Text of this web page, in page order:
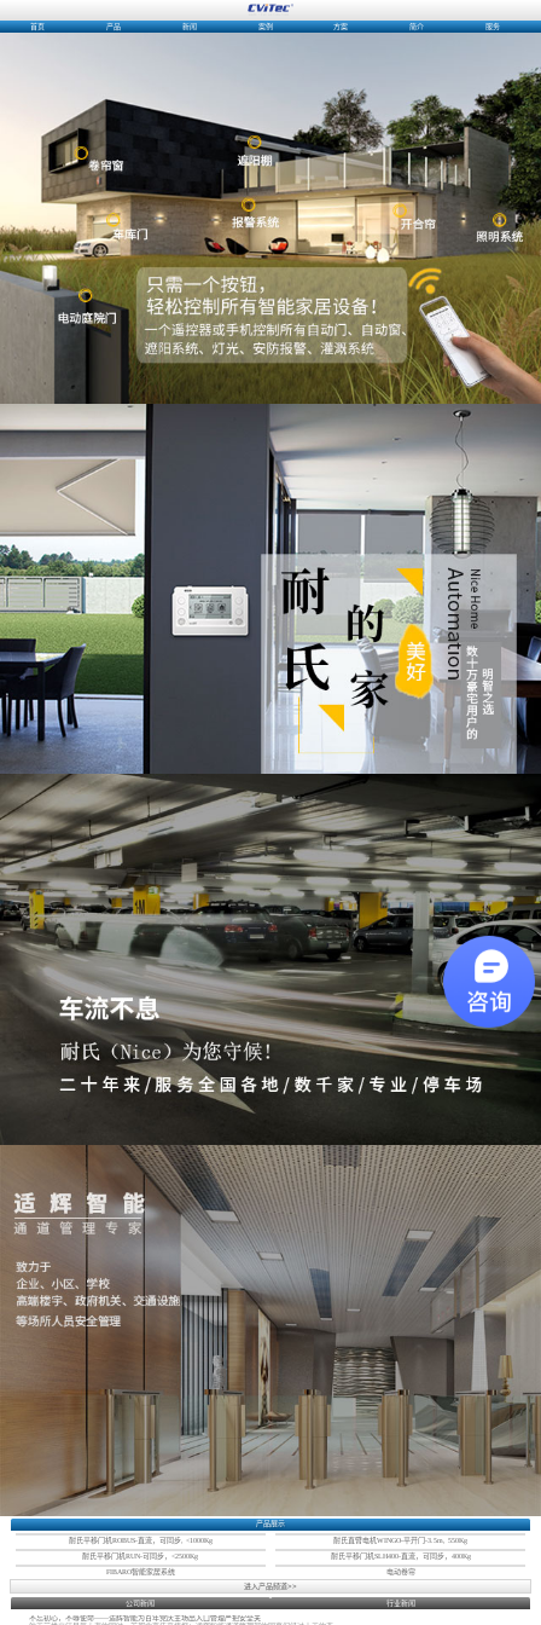
首页 产品 新闻 案例 方案 简介 服务
产品展示
耐氏平移门机ROBUS-直流，可同步, <1000Kg 耐氏直臂电机WINGO-平开门-3.5m, 550Kg
耐氏平移门机RUN-可同步，<2500Kg 耐氏平移门机SLH400-直流，可同步，400Kg
FIBARO智能家居系统
电动卷帘
进入产品频道>>
公司新闻
行业新闻
不忘初心，不辱使命——适辉智能为百年党庆主场出入口管理严把安全关